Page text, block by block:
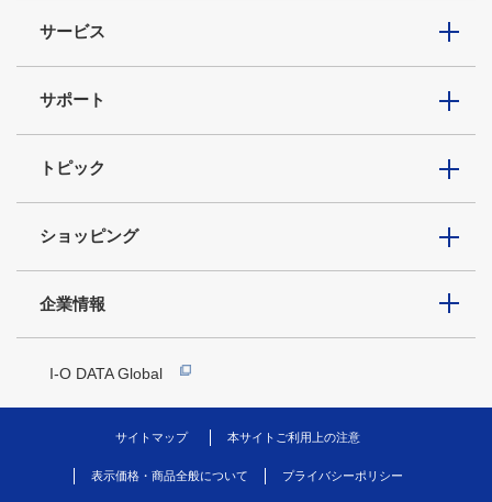
サービス
サポート
トピック
ショッピング
企業情報
I-O DATA Global
サイトマップ 本サイトご利用上の注意
表示価格・商品全般について プライバシーポリシー